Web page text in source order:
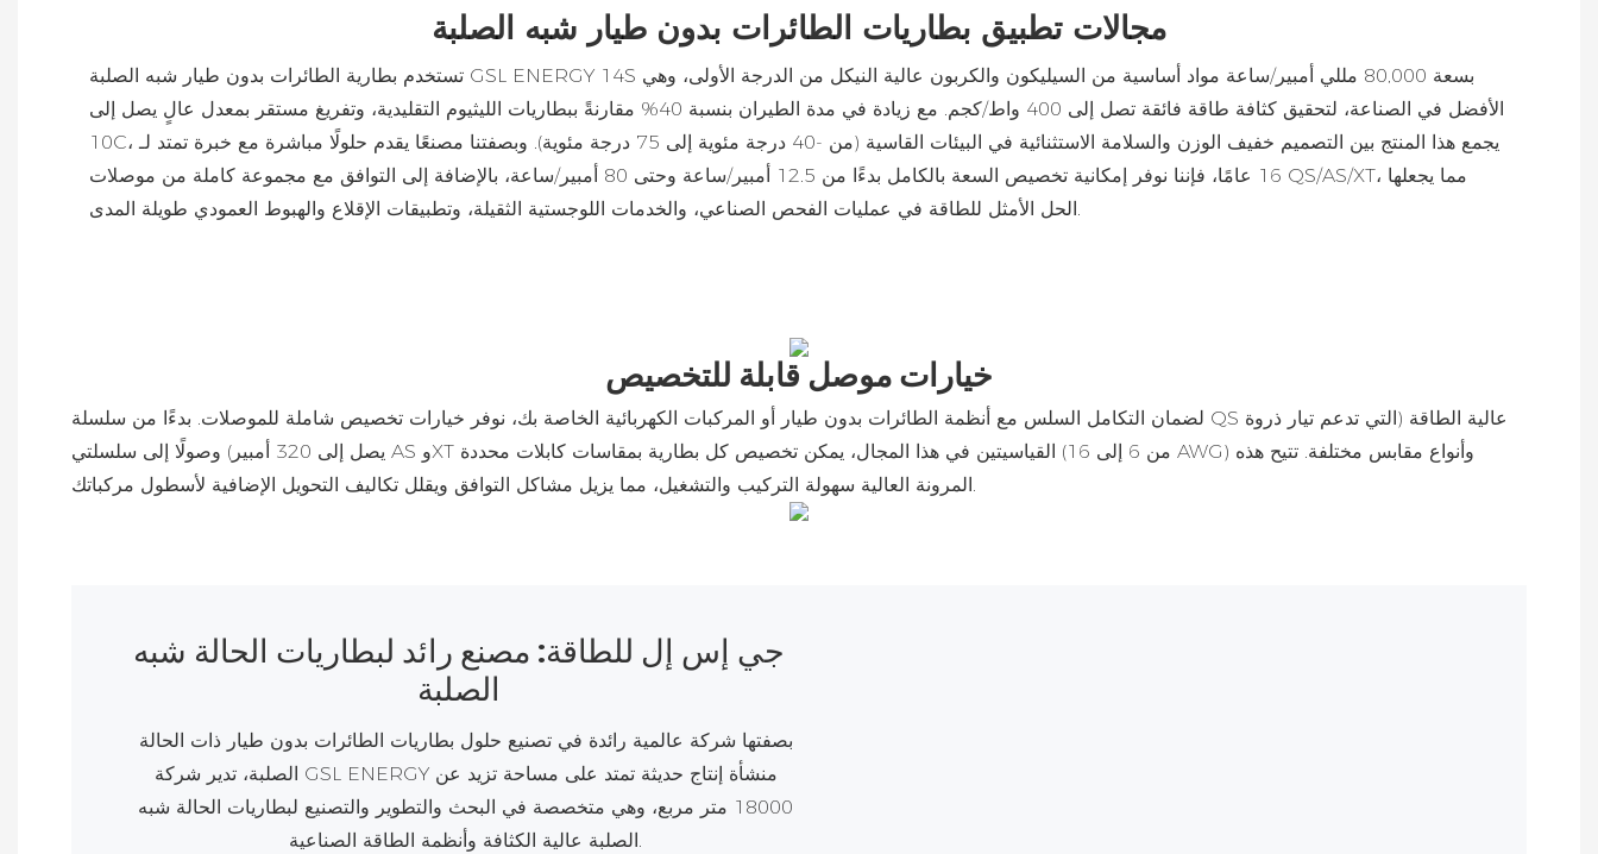
مجالات تطبيق بطاريات الطائرات بدون طيار شبه الصلبة
تستخدم بطارية الطائرات بدون طيار شبه الصلبة GSL ENERGY 14S بسعة 80,000 مللي أمبير/ساعة مواد أساسية من السيليكون والكربون عالية النيكل من الدرجة الأولى، وهي
الأفضل في الصناعة، لتحقيق كثافة طاقة فائقة تصل إلى 400 واط/كجم. مع زيادة في مدة الطيران بنسبة 40% مقارنةً ببطاريات الليثيوم التقليدية، وتفريغ مستقر بمعدل عالٍ يصل إلى
10C، يجمع هذا المنتج بين التصميم خفيف الوزن والسلامة الاستثنائية في البيئات القاسية (من -40 درجة مئوية إلى 75 درجة مئوية). وبصفتنا مصنعًا يقدم حلولًا مباشرة مع خبرة تمتد لـ
16 عامًا، فإننا نوفر إمكانية تخصيص السعة بالكامل بدءًا من 12.5 أمبير/ساعة وحتى 80 أمبير/ساعة، بالإضافة إلى التوافق مع مجموعة كاملة من موصلات QS/AS/XT، مما يجعلها
خيارات موصل قابلة للتخصيص
لضمان التكامل السلس مع أنظمة الطائرات بدون طيار أو المركبات الكهربائية الخاصة بك، نوفر خيارات تخصيص شاملة للموصلات. بدءًا من سلسلة QS عالية الطاقة (التي تدعم تيار ذروة
يصل إلى 320 أمبير) وصولًا إلى سلسلتي AS وXT القياسيتين في هذا المجال، يمكن تخصيص كل بطارية بمقاسات كابلات محددة (من 6 إلى 16 AWG) وأنواع مقابس مختلفة. تتيح هذه
المرونة العالية سهولة التركيب والتشغيل، مما يزيل مشاكل التوافق ويقلل تكاليف التحويل الإضافية لأسطول مركباتك.
جي إس إل للطاقة: مصنع رائد لبطاريات الحالة شبه
الصلبة
بصفتها شركة عالمية رائدة في تصنيع حلول بطاريات الطائرات بدون طيار ذات الحالة
الصلبة، تدير شركة GSL ENERGY منشأة إنتاج حديثة تمتد على مساحة تزيد عن
18000 متر مربع، وهي متخصصة في البحث والتطوير والتصنيع لبطاريات الحالة شبه
الصلبة عالية الكثافة وأنظمة الطاقة الصناعية.